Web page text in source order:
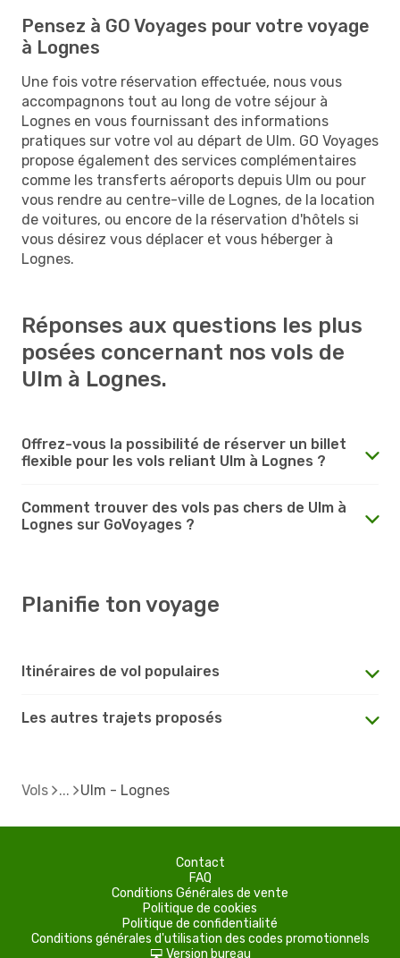
Pensez à GO Voyages pour votre voyage
à Lognes
Une fois votre réservation effectuée, nous vous
accompagnons tout au long de votre séjour à
Lognes en vous fournissant des informations
pratiques sur votre vol au départ de Ulm. GO Voyages
propose également des services complémentaires
comme les transferts aéroports depuis Ulm ou pour
vous rendre au centre-ville de Lognes, de la location
de voitures, ou encore de la réservation d'hôtels si
vous désirez vous déplacer et vous héberger à
Lognes.
Réponses aux questions les plus
posées concernant nos vols de
Ulm à Lognes.
Offrez-vous la possibilité de réserver un billet
flexible pour les vols reliant Ulm à Lognes ?
Comment trouver des vols pas chers de Ulm à
Lognes sur GoVoyages ?
Planifie ton voyage
Itinéraires de vol populaires
Les autres trajets proposés
Vols Ulm - Lognes
Contact
FAQ
Conditions Générales de vente
Politique de cookies
Politique de confidentialité
Conditions générales d'utilisation des codes promotionnels
d Version bureau